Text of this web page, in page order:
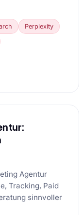
Perplexity
Agentur
Tracking, Paid
sinnvoller